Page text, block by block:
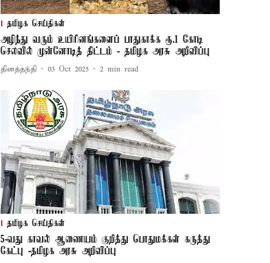
தமிழக செய்திகள்
அழிந்து வரும் உயிரினங்களைப் பாதுகாக்க ரூ.1 கோடி
செலவில் முன்னோடித் திட்டம் - தமிழக அரசு அறிவிப்பு
தினத்தந்தி 03 Oct 2025 2 min read
தமிழக செய்திகள்
5-வது காவல் ஆணையம் குறித்து பொதுமக்கள் கருத்து
கேட்பு -தமிழக அரசு அறிவிப்பு